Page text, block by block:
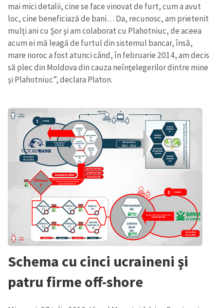
mai mici detalii, cine se face vinovat de furt, cum a avut
loc, cine beneficiază de bani… Da, recunosc, am prietenit
mulţi ani cu Şor şi am colaborat cu Plahotniuc, de aceea
acum ei mă leagă de furtul din sistemul bancar, însă,
mare noroc a fost atunci când, în februarie 2014, am decis
să plec din Moldova din cauza neînţelegerilor dintre mine
şi Plahotniuc”, declara Platon.
Schema cu cinci ucraineni şi
patru firme off-shore